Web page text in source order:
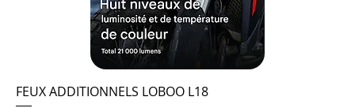
FEUX ADDITIONNELS LOBOO L18